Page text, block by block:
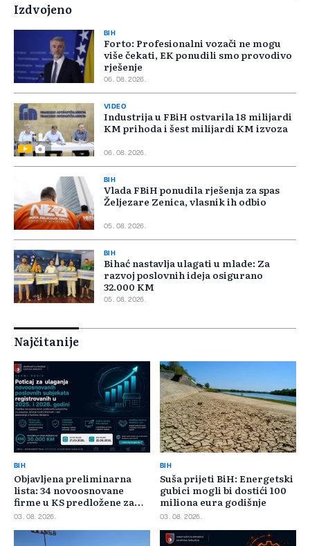
Izdvojeno
BIH
Forto: Profesionalni vozači ne mogu
više čekati, EK ponudili smo provodivo
rješenje
06. 08. 2026.
VIDEO
Industrija u FBiH ostvarila 18 milijardi
KM prihoda i šest milijardi KM izvoza
06. 08. 2026.
BIH
Vlada FBiH ponudila rješenja za spas
Željezare Zenica, vlasnik ih odbio
05. 08. 2026.
BIH
Bihać nastavlja ulagati u mlade: Za
razvoj poslovnih ideja osigurano
32.000 KM
05. 08. 2026.
Najčitanije
BIH
Objavljena preliminarna
lista: 34 novoosnovane
firme u KS predložene za
400.000 KM poticaja
03. 08. 2026.
BIH
Suša prijeti BiH: Energetski
gubici mogli bi dostići 100
miliona eura godišnje
03. 08. 2026.